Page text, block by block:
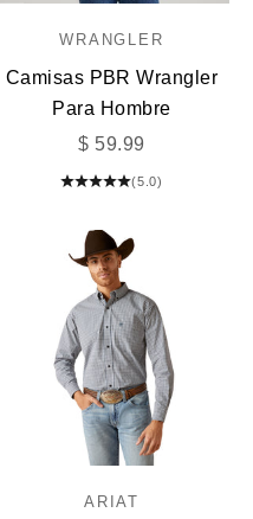
WRANGLER
Camisas PBR Wrangler
Para Hombre
Precio de oferta
$ 59.99
(5.0)
ARIAT